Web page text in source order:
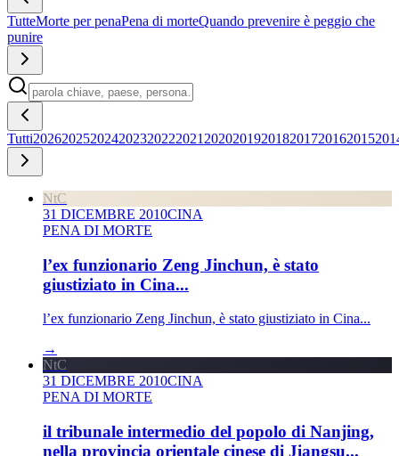
TutteMorte per penaPena di morteQuando prevenire è peggio che
punire
Tutti202620252024202320222021 202020192018201720162015
NtC
31 DICEMBRE 2010CINA
PENA DI MORTE
l’ex funzionario Zeng Jinchun, è stato
giustiziato in Cina...
l’ex funzionario Zeng Jinchun, è stato giustiziato in Cina...
→
NtC
31 DICEMBRE 2010CINA
PENA DI MORTE
il tribunale intermedio del popolo di Nanjing,
nella provincia orientale cinese di Jiangsu...